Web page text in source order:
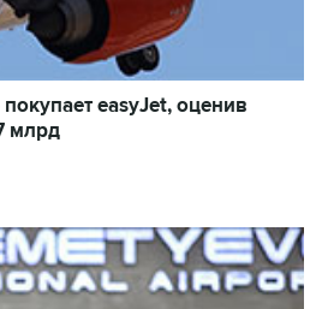
easyJet, оценив
млрд